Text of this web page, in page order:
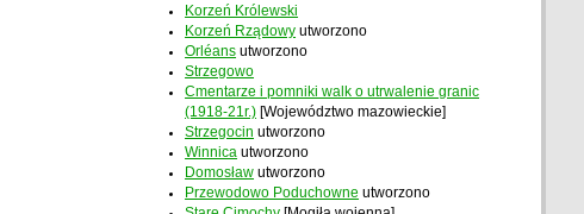
Korzeń Królewski
Korzeń Rządowy utworzono
Orléans utworzono
Strzegowo
Cmentarze i pomniki walk o utrwalenie granic
(1918-21r.) [Województwo mazowieckie]
Strzegocin utworzono
Winnica utworzono
Domosław utworzono
Przewodowo Poduchowne utworzono